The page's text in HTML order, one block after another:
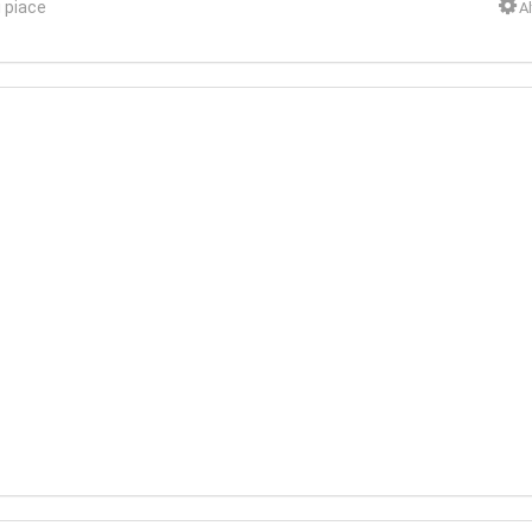
piace